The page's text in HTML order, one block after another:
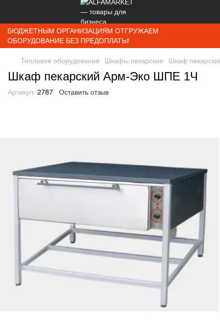
БЮДЖЕТНЫМ ОРГАНИЗАЦИЯМ ОТГРУЖАЕМ
ОБОРУДОВАНИЕ БЕЗ ПРЕДОПЛАТЫ!
Тепловое оборудование Шкафы пекарские Шкаф
Шкаф пекарский Арм-Эко ШПЕ 1Ч
Артикул: 2787 Оставить отзыв